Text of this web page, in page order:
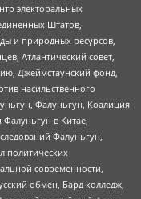
электоральных
Штатов,
и природных ресурсов,
Атлантический совет,
Джеймстаунский фонд,
насильственного
Фалуньгун, Коалиция
в Китае,
Фалуньгун,
политических
современности,
обмен, Бард колледж,